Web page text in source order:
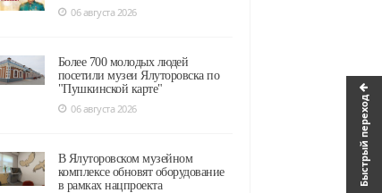
Быстрый переход
06 августа 2026
Более 700 молодых людей
посетили музеи Ялуторовска по
"Пушкинской карте"
06 августа 2026
В Ялуторовском музейном
комплексе обновят оборудование
в рамках нацпроекта